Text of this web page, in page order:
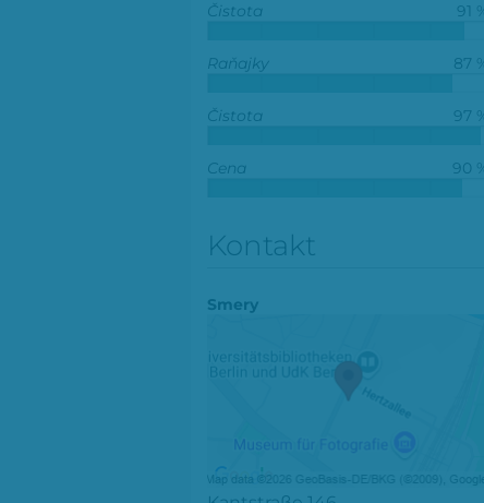
91 %
Čistota
87 %
Raňajky
97 %
Čistota
90 %
Cena
Kontakt
Smery